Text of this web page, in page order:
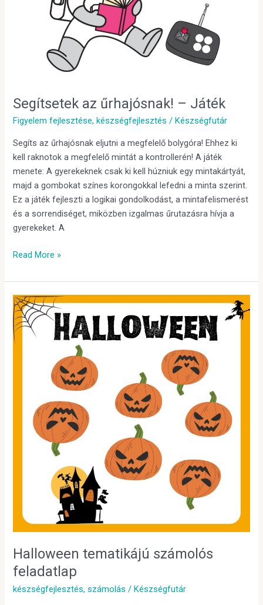
Segítsetek az űrhajósnak! – Játék
Figyelem fejlesztése, készségfejlesztés / Készségfutár
Segíts az űrhajósnak eljutni a megfelelő bolygóra! Ehhez ki
kell raknotok a megfelelő mintát a kontrollerén! A játék
menete: A gyerekeknek csak ki kell húzniuk egy mintakártyát,
majd a gombokat színes korongokkal lefedni a minta szerint.
Ez a játék fejleszti a logikai gondolkodást, a mintafelismerést
és a sorrendiséget, miközben izgalmas űrutazásra hívja a
gyerekeket. A
Read More »
Halloween tematikájú számolós
feladatlap
készségfejlesztés,számolás /Készségfutár
Halloween
tematikájú
számolós
feladatlap